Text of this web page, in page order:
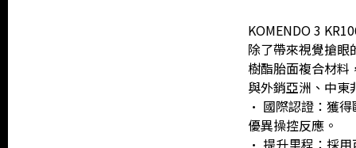
KOMENDO 3
除了帶來視覺搶眼
樹酯胎面複合材料
與外銷亞洲、中東
• 國際認證：獲
優異操控反應。